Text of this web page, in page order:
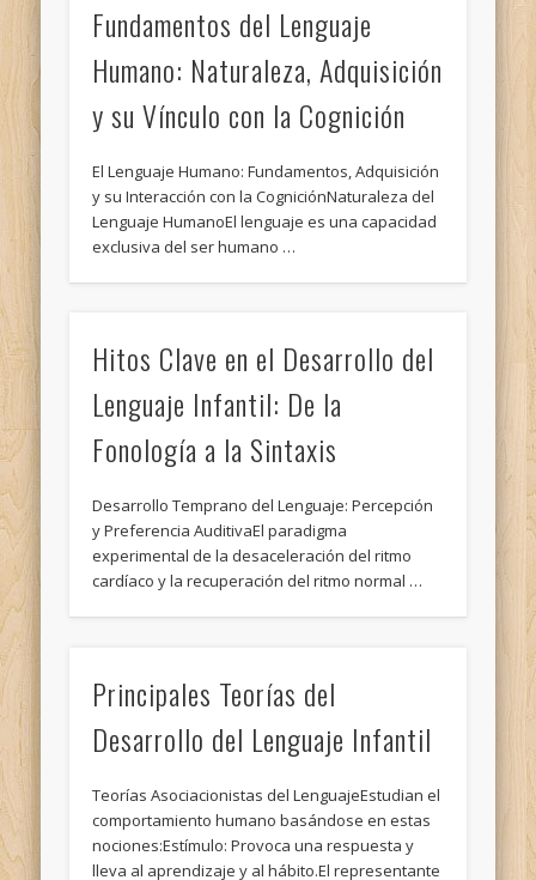
Fundamentos del Lenguaje
Humano: Naturaleza, Adquisición
y su Vínculo con la Cognición
El Lenguaje Humano: Fundamentos, Adquisición
y su Interacción con la CogniciónNaturaleza del
Lenguaje HumanoEl lenguaje es una capacidad
exclusiva del ser humano …
Hitos Clave en el Desarrollo del
Lenguaje Infantil: De la
Fonología a la Sintaxis
Desarrollo Temprano del Lenguaje: Percepción
y Preferencia AuditivaEl paradigma
experimental de la desaceleración del ritmo
cardíaco y la recuperación del ritmo normal …
Principales Teorías del
Desarrollo del Lenguaje Infantil
Teorías Asociacionistas del LenguajeEstudian el
comportamiento humano basándose en estas
nociones:Estímulo: Provoca una respuesta y
lleva al aprendizaje y al hábito.El representante